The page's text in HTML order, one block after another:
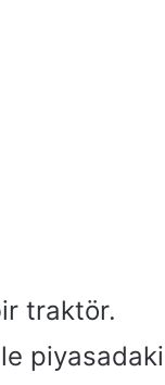
traktör.
piyasadaki